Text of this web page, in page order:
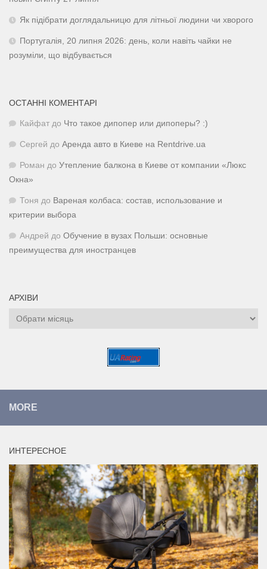
Як підібрати доглядальницю для літньої людини чи хворого
Португалія, 20 липня 2026: день, коли навіть чайки не
розуміли, що відбувається
ОСТАННІ КОМЕНТАРІ
Кайфат до Что такое дипопер или дипоперы? :)
Сергей до Аренда авто в Киеве на Rentdrive.ua
Роман до Утепление балкона в Киеве от компании «Люкс
Окна»
Тоня до Вареная колбаса: состав, использование и
критерии выбора
Андрей до Обучение в вузах Польши: основные
преимущества для иностранцев
АРХІВИ
Архіви
MORE
ИНТЕРЕСНОЕ